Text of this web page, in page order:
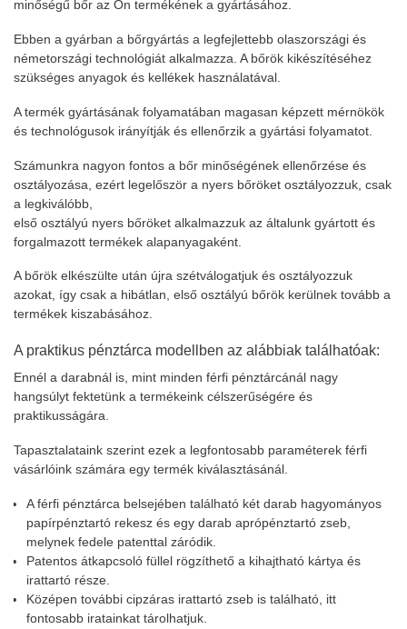
minőségű bőr az Ön termékének a gyártásához.
Ebben a gyárban a bőrgyártás a legfejlettebb olaszországi és
németországi technológiát alkalmazza. A bőrök kikészítéséhez
szükséges anyagok és kellékek használatával.
A termék gyártásának folyamatában magasan képzett mérnökök
és technológusok irányítják és ellenőrzik a gyártási folyamatot.
Számunkra nagyon fontos a bőr minőségének ellenőrzése és
osztályozása, ezért legelőször a nyers bőröket osztályozzuk, csak
a legkiválóbb,
első osztályú nyers bőröket alkalmazzuk az általunk gyártott és
forgalmazott termékek alapanyagaként.
A bőrök elkészülte után újra szétválogatjuk és osztályozzuk
azokat, így csak a hibátlan, első osztályú bőrök kerülnek tovább a
termékek kiszabásához.
A praktikus pénztárca modellben az alábbiak találhatóak:
Ennél a darabnál is, mint minden férfi pénztárcánál nagy
hangsúlyt fektetünk a termékeink célszerűségére és
praktikusságára.
Tapasztalataink szerint ezek a legfontosabb paraméterek férfi
vásárlóink számára egy termék kiválasztásánál.
A férfi pénztárca belsejében található két darab hagyományos
papírpénztartó rekesz és egy darab aprópénztartó zseb,
melynek fedele patenttal záródik.
Patentos átkapcsoló füllel rögzíthető a kihajtható kártya és
irattartó része.
Középen további cipzáras irattartó zseb is található, itt
fontosabb iratainkat tárolhatjuk.